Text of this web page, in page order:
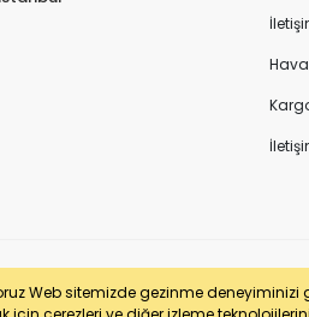
Web sitemizde gezinme
Hakları Saklıdır. Kredi kartı